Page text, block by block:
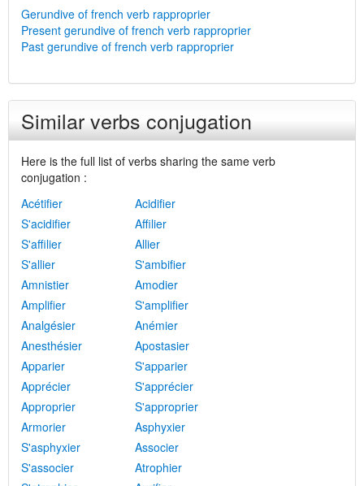
Gerundive of french verb rapproprier
Present gerundive of french verb rapproprier
Past gerundive of french verb rapproprier
Similar verbs conjugation
Here is the full list of verbs sharing the same verb
conjugation :
Acétifier
Acidifier
S'acidifier
Affilier
S'affilier
Allier
S'allier
S'ambifier
Amnistier
Amodier
Amplifier
S'amplifier
Analgésier
Anémier
Anesthésier
Apostasier
Apparier
S'apparier
Apprécier
S'apprécier
Approprier
S'approprier
Armorier
Asphyxier
S'asphyxier
Associer
S'associer
Atrophier